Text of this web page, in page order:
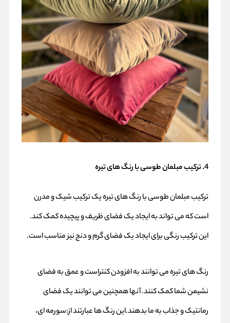
4. ترکیب مبلمان طوسی با رنگ های تیره
ترکیب مبلمان طوسی با رنگ های تیره یک ترکیب شیک و مدرن
است که می تواند به ایجاد یک فضای ظریف و پیچیده کمک کند.
این ترکیب رنگی برای ایجاد یک فضای گرم و دنج نیز مناسب است.
رنگ های تیره می توانند به افزودن کنتراست و عمق به فضای
نشیمن شما کمک کنند. آنها همچنین می توانند یک فضای
رمانتیک و جذاب به ما بدهند.این رنگ ها عبارتند از:سورمه ای،